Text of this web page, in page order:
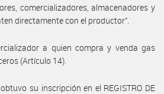
comercializadores, almacenadores y
directamente con el productor”.
a quien compra y venda gas
(Artículo 14).
su inscripción en el REGISTRO DE